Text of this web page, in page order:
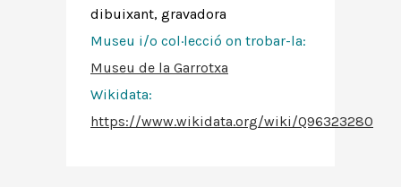
dibuixant, gravadora
Museu i/o col·lecció on trobar-la:
Museu de la Garrotxa
Wikidata:
https://www.wikidata.org/wiki/Q96323280